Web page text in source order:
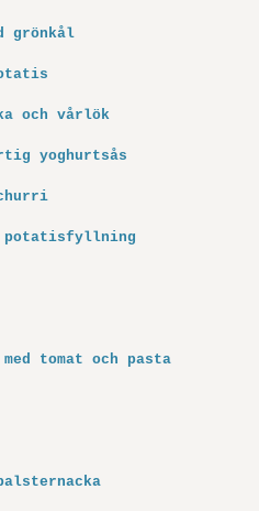
grönkål
och vårlök
yoghurtsås
potatis­fyllning
tomat och pasta